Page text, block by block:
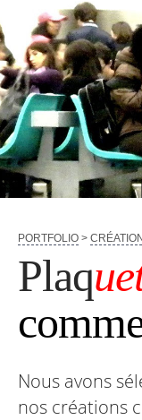
PORTFOLIO >
Plaq
Nous avons
nos créations